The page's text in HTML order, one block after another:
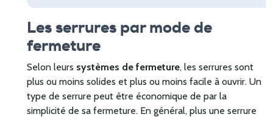
Les serrures par mode de
fermeture
Selon leurs systèmes de fermeture, les serrures sont
plus ou moins solides et plus ou moins facile à ouvrir. Un
type de serrure peut être économique de par la
simplicité de sa fermeture. En général, plus une serrure